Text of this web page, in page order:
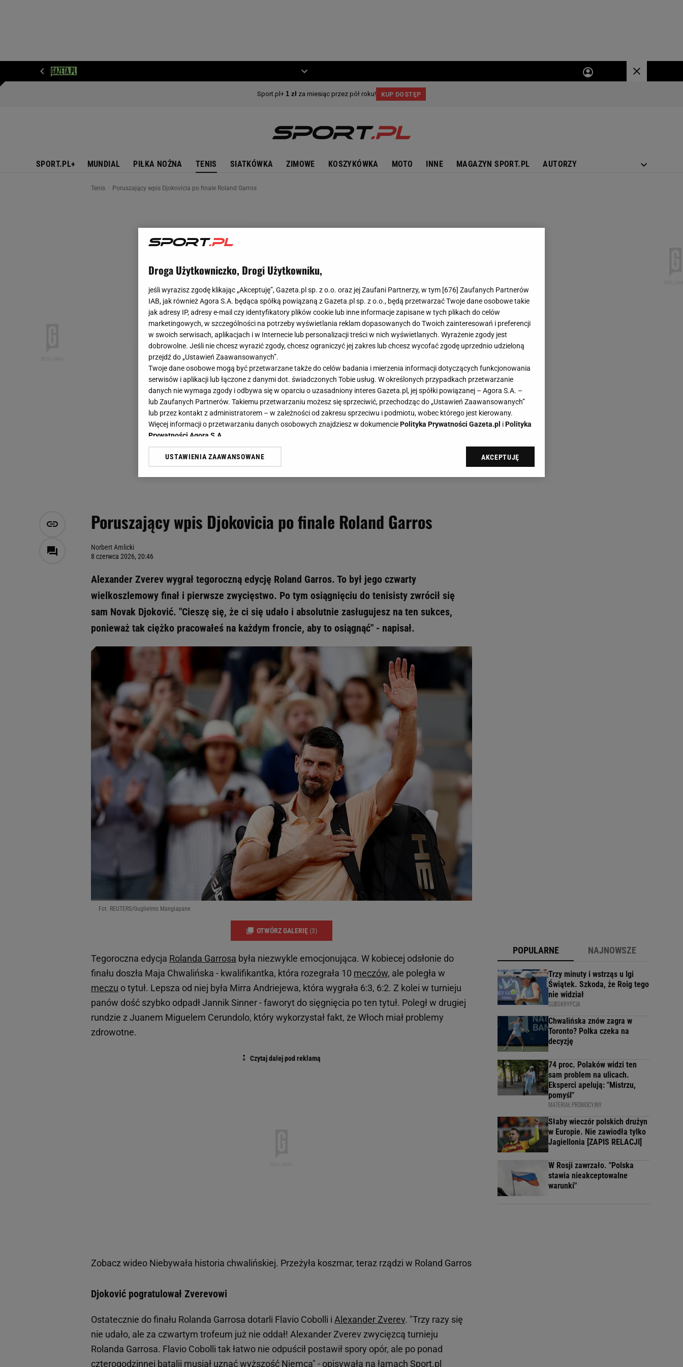
SPORT.PL+ MUNDIAL PIŁKA NOŻNA TENIS SIATKÓWKA ZIMOWE KOSZYKÓWKA MOTO INNE MAGAZYN SPORT.PL AUTORZY
Tenis Poruszający wpis Djokovicia po finale Roland Garros
Poruszający wpis Djokovicia po finale Roland Garros
Norbert Amlicki
8 czerwca 2026, 20:46
Alexander Zverev wygrał tegoroczną edycję Roland Garros. To był jego czwarty
wielkoszlemowy finał i pierwsze zwycięstwo. Po tym osiągnięciu do tenisisty zwrócił się
sam Novak Djoković. "Cieszę się, że ci się udało i absolutnie zasługujesz na ten sukces,
ponieważ tak ciężko pracowałeś na każdym froncie, aby to osiągnąć" - napisał.
Fot. REUTERS/Guglielmo Mangiapane
OTWÓRZ GALERIĘ (3)
Tegoroczna edycja Rolanda Garrosa była niezwykle emocjonująca. W kobiecej odsłonie do
finału doszła Maja Chwalińska - kwalifikantka, która rozegrała 10 meczów, ale poległa w
meczu o tytuł. Lepsza od niej była Mirra Andriejewa, która wygrała 6:3, 6:2. Z kolei w turnieju
panów dość szybko odpadł Jannik Sinner - faworyt do sięgnięcia po ten tytuł. Poległ w drugiej
rundzie z Juanem Miguelem Cerundolo, który wykorzystał fakt, że Włoch miał problemy
zdrowotne.
Zobacz wideo Niebywała historia chwalińskiej. Przeżyła koszmar, teraz rządzi w Roland Garros
Djoković pogratulował Zverevowi
Ostatecznie do finału Rolanda Garrosa dotarli Flavio Cobolli i Alexander Zverev. "Trzy razy się
nie udało, ale za czwartym trofeum już nie oddał! Alexander Zverev zwycięzcą turnieju
Rolanda Garrosa. Flavio Cobolli tak łatwo nie odpuścił postawił spory opór, ale po ponad
czterogodzinnej batalii musiał uznać wyższość Niemca" - opisywała na łamach Sport.pl
POPULARNE NAJNOWSZE
Trzy minuty i wstrząs u Igi
Świątek. Szkoda, że Roig tego
nie widział
SUBSKRYPCJA
Chwalińska znów zagra w
Toronto? Polka czeka na
decyzję
74 proc. Polaków widzi ten
sam problem na ulicach.
Eksperci apelują: "Mistrzu,
pomyśl"
MATERIAŁ PROMOCYJNY
Słaby wieczór polskich drużyn
w Europie. Nie zawiodła tylko
Jagiellonia [ZAPIS RELACJI]
W Rosji zawrzało. "Polska
stawia nieakceptowalne
warunki"
Droga Użytkowniczko, Drogi Użytkowniku,
jeśli wyrazisz zgodę klikając „Akceptuję”, Gazeta.pl sp. z o.o. oraz jej Zaufani Partnerzy, w tym [676] Zaufanych Partnerów
IAB, jak również Agora S.A. będąca spółką powiązaną z Gazeta.pl sp. z o.o., będą przetwarzać Twoje dane osobowe takie
jak adresy IP, adresy e-mail czy identyfikatory plików cookie lub inne informacje zapisane w tych plikach do celów
marketingowych, w szczególności na potrzeby wyświetlania reklam dopasowanych do Twoich zainteresowań i preferencji
w swoich serwisach, aplikacjach i w Internecie lub personalizacji treści w nich wyświetlanych. Wyrażenie zgody jest
dobrowolne. Jeśli nie chcesz wyrazić zgody, chcesz ograniczyć jej zakres lub chcesz wycofać zgodę uprzednio udzieloną
przejdź do „Ustawień Zaawansowanych”.
Twoje dane osobowe mogą być przetwarzane także do celów badania i mierzenia informacji dotyczących funkcjonowania
serwisów i aplikacji lub łączone z danymi dot. świadczonych Tobie usług. W określonych przypadkach przetwarzanie
danych nie wymaga zgody i odbywa się w oparciu o uzasadniony interes Gazeta.pl, jej spółki powiązanej – Agora S.A. –
lub Zaufanych Partnerów. Takiemu przetwarzaniu możesz się sprzeciwić, przechodząc do „Ustawień Zaawansowanych”
lub przez kontakt z administratorem – w zależności od zakresu sprzeciwu i podmiotu, wobec którego jest kierowany.
Więcej informacji o przetwarzaniu danych osobowych znajdziesz w dokumenciePolityka Prywatności Gazeta.pl iPolityka
Prywatności Agora S.A.
Klikając „Akceptuję” wyrażasz też zgodę na zainstalowanie i przechowywanie plików cookie Gazeta.pl sp. z o.o., jej
Zaufanych Partnerów i Agora S.A. na Twoim urządzeniu końcowym. Możesz w każdej chwili zmienić swoje preferencje
My, nasi Zaufani Partnerzy i Agora S.A. możemy przetwarzać dane osobowe w następujących celach:
Użycie dokładnych danych geolokalizacyjnych. Aktywne skanowanie charakterystyki urządzenia do celów identyfikacji.
badnie odbiorców i ulepszanie usług.
USTAWIENIA ZAAWANSOWANE AKCEPTUJĘ